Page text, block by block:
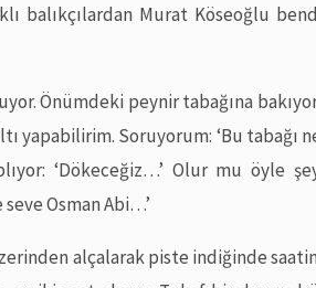
balıkçılardan Murat Köseoğlu
Önümdeki peynir tabağına
yapabilirim. Soruyorum: ‘Bu tabağı
‘Dökeceğiz…’ Olur mu öyle
Osman Abi…’
alçalarak piste indiğinde